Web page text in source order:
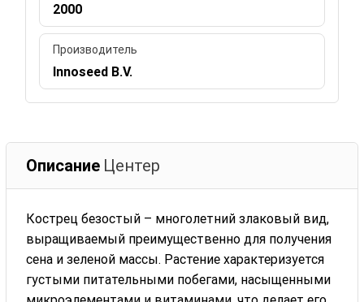
2000
Производитель
Innoseed B.V.
Описание Центер
Кострец безостый – многолетний злаковый вид,
выращиваемый преимущественно для получения
сена и зеленой массы. Растение характеризуется
густыми питательными побегами, насыщенными